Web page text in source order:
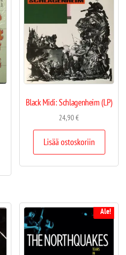
Black Midi: Schlagenheim (LP)
24,90€
Lisää ostoskoriin
Ale!